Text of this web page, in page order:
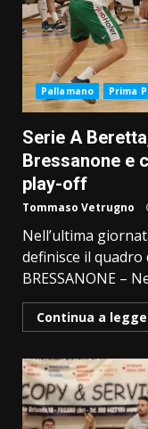
Pallamano Prima
Serie A
Bressanone e
play-off
Tommaso Vetrugno
Nell’ultima
definisce il
BRESSANONE ­–
Continua a